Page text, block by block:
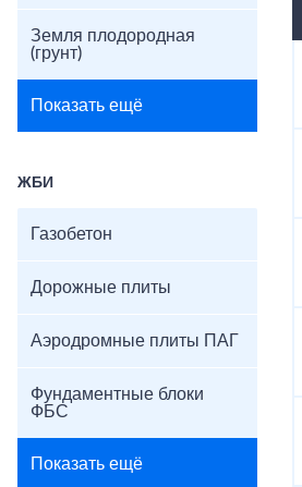
Земля плодородная
(грунт)
Показать ещё
ЖБИ
Газобетон
Дорожные плиты
Аэродромные плиты ПАГ
Фундаментные блоки
ФБС
Показать ещё